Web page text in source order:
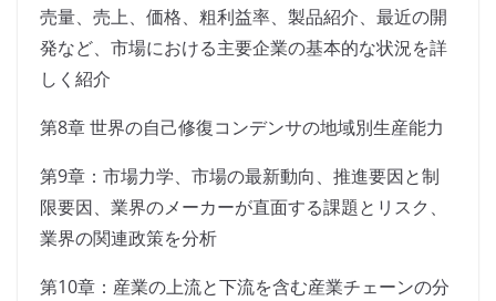
売量、売上、価格、粗利益率、製品紹介、最近の開
発など、市場における主要企業の基本的な状況を詳
しく紹介
第8章 世界の自己修復コンデンサの地域別生産能力
第9章：市場力学、市場の最新動向、推進要因と制
限要因、業界のメーカーが直面する課題とリスク、
業界の関連政策を分析
第10章：産業の上流と下流を含む産業チェーンの分